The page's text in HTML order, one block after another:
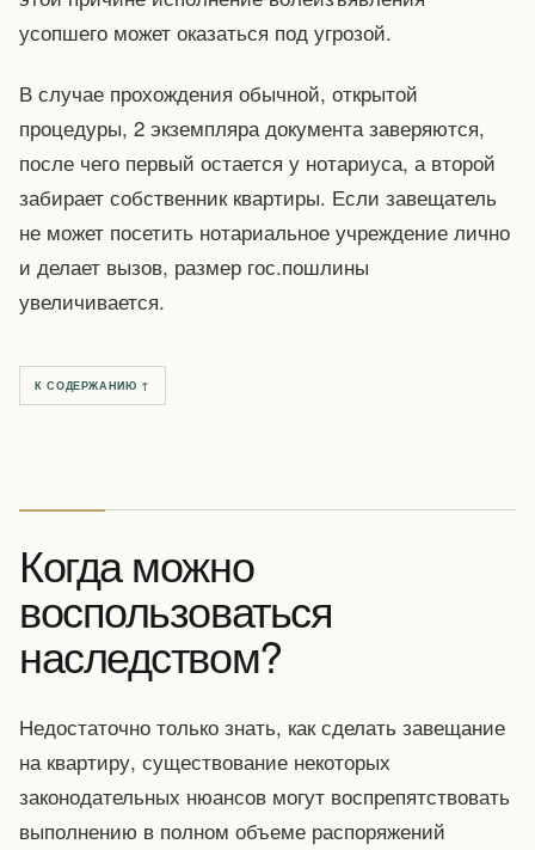
усопшего может оказаться под угрозой.
В случае прохождения обычной, открытой
процедуры, 2 экземпляра документа заверяются,
после чего первый остается у нотариуса, а второй
забирает собственник квартиры. Если завещатель
не может посетить нотариальное учреждение лично
и делает вызов, размер гос.пошлины
увеличивается.
К СОДЕРЖАНИЮ ↑
Когда можно
воспользоваться
наследством?
Недостаточно только знать, как сделать завещание
на квартиру, существование некоторых
законодательных нюансов могут воспрепятствовать
выполнению в полном объеме распоряжений